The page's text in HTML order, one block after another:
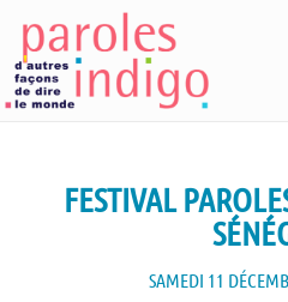
FESTIVAL
SAMEDI 11